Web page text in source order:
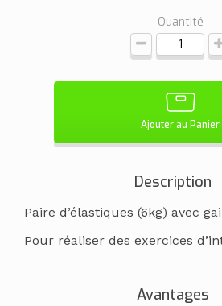
Quantité
Ajouter au Panier
Description
Paire d’élastiques (6kg) avec
Pour réaliser des exercices
Avantages